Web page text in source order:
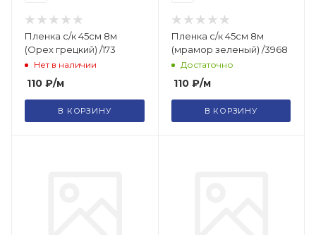
Пленка с/к 45см 8м
(Орех грецкий) /173
Нет в наличии
110 ₽/м
В КОРЗИНУ
Пленка с/к 45см 8м
(мрамор зеленый) /3968
Достаточно
110₽/м
В КОРЗИНУ